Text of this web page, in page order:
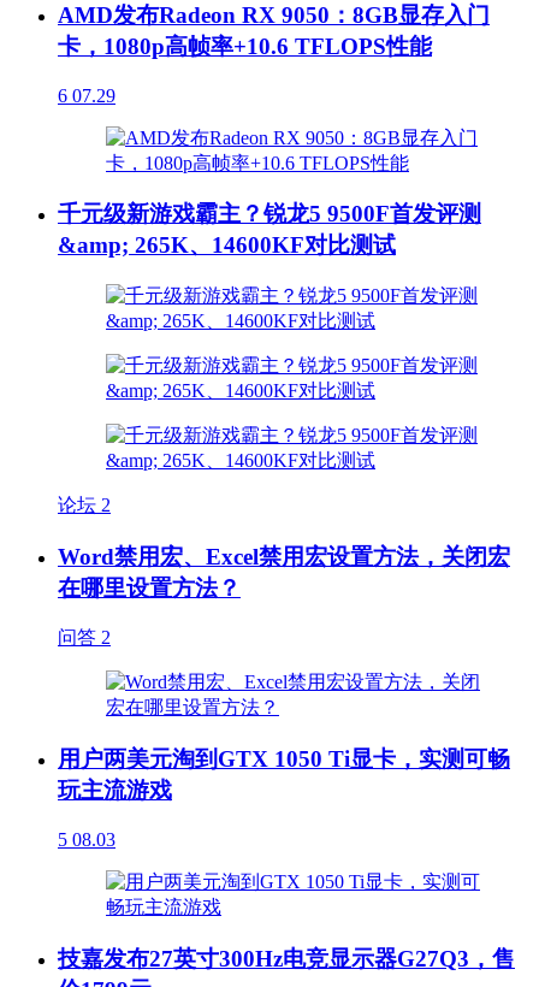
AMD发布Radeon RX 9050：8GB显存入门
卡，1080p高帧率+10.6 TFLOPS性能
6 07.29
千元级新游戏霸主？锐龙5 9500F首发评测
&amp; 265K、14600KF对比测试
论坛 2
Word禁用宏、Excel禁用宏设置方法，关闭宏
在哪里设置方法？
问答 2
用户两美元淘到GTX 1050 Ti显卡，实测可畅
玩主流游戏
5 08.03
技嘉发布27英寸300Hz电竞显示器G27Q3，售